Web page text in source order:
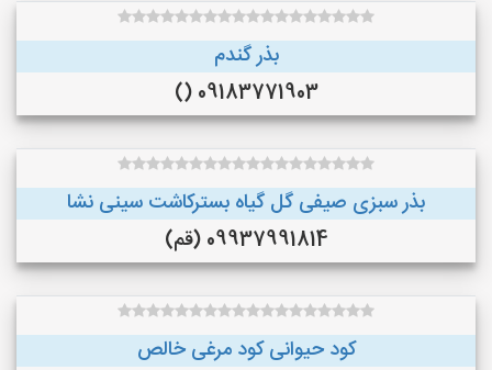
بذر گندم
09183771903 ()
بذر سبزی صیفی گل گیاه بسترکاشت سینی نشا
09937991814 (قم)
کود حیوانی کود مرغی خالص